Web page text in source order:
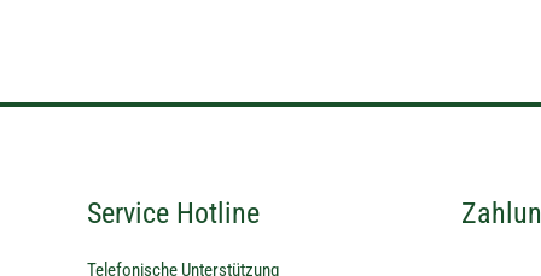
Service Hotline
Telefonische Unterstützung